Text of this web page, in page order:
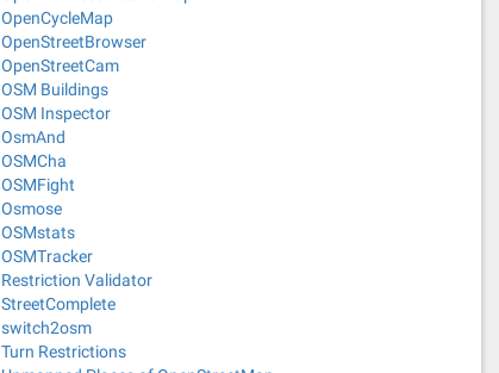
OpenCycleMap
OpenStreetBrowser
OpenStreetCam
OSM Buildings
OSM Inspector
OsmAnd
OSMCha
OSMFight
Osmose
OSMstats
OSMTracker
Restriction Validator
StreetComplete
switch2osm
Turn Restrictions